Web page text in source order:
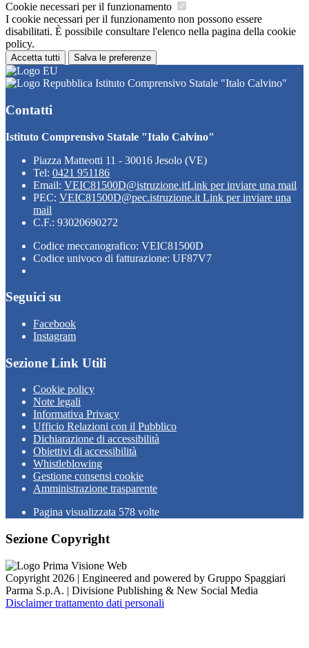
Cookie necessari per il funzionamento
I cookie necessari per il funzionamento non possono essere
disabilitati. È possibile consultare l'elenco nella pagina della cookie
policy.
Accetta tutti Salva le preferenze
Istituto Comprensivo Statale "Italo Calvino"
Contatti
Istituto Comprensivo Statale "Italo Calvino"
Piazza Matteotti 11 - 30016 Jesolo (VE)
Tel: 0421 951186
Email: VEIC81500D@istruzione.itLink per inviare una mail
PEC: VEIC81500D@pec.istruzione.it Link per inviare una
mail
C.F.: 93020690272
Codice meccanografico: VEIC81500D
Codice univoco di fatturazione: UF87V7
Seguici su
Facebook
Instagram
Sezione Link Utili
Cookie policy
Note legali
Informativa Privacy
Ufficio Relazioni con il Pubblico
Dichiarazione di accessibilità
Obiettivi di accessibilità
Whistleblowing
Gestione consensi cookie
Amministrazione trasparente
Pagina visualizzata 578 volte
Sezione Copyright
Copyright 2026 | Engineered and powered by Gruppo Spaggiari
Parma S.p.A. | Divisione Publishing & New Social Media
Disclaimer trattamento dati personali